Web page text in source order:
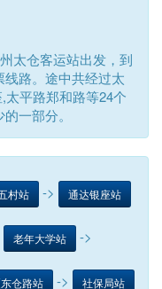
太仓客运站出发，到
路。途中共经过太
平路郑和路等24个
一部分。
村站 -> 通达银座站
老年大学站 ->
仓路站 -> 社保局站